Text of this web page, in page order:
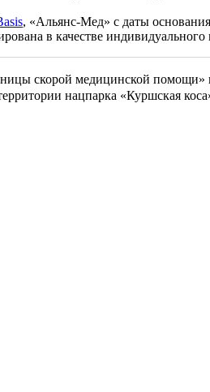
, «Альянс-Мед» c даты
в качестве
скорой медицинской помощи»
нацпарка «Куршская